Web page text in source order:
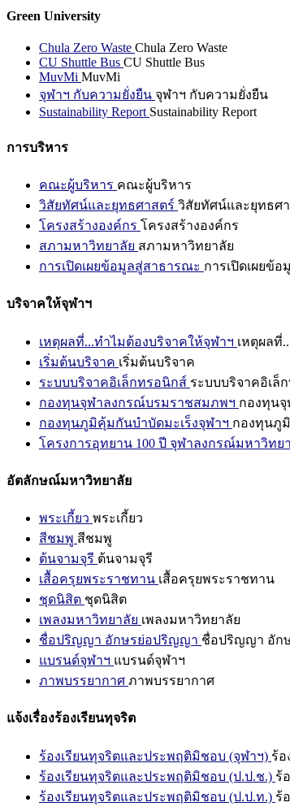
Green University
Chula Zero Waste Chula Zero Waste
CU Shuttle Bus CU Shuttle Bus
MuvMi MuvMi
จุฬาฯ กับความยั่งยืน จุฬาฯ กับความยั่งยืน
Sustainability Report Sustainability Report
การบริหาร
คณะผู้บริหาร คณะผู้บริหาร
วิสัยทัศน์และยุทธศาสตร์ วิสัยทัศน์และยุทธศ
โครงสร้างองค์กร โครงสร้างองค์กร
สภามหาวิทยาลัย สภามหาวิทยาลัย
การเปิดเผยข้อมูลสู่สาธารณะ การเปิดเผยข้
บริจาคให้จุฬาฯ
เหตุผลที่...ทำไมต้องบริจาคให้จุฬาฯ เหตุผลที่
เริ่มต้นบริจาค เริ่มต้นบริจาค
ระบบบริจาคอิเล็กทรอนิกส์ ระบบบริจาคอิเล็
กองทุนจุฬาลงกรณ์บรมราชสมภพฯ กองทุน
กองทุนภูมิคุ้มกันบำบัดมะเร็งจุฬาฯ กองทุนภู
โครงการอุทยาน 100 ปี จุฬาลงกรณ์มหาวิทย
อัตลักษณ์มหาวิทยาลัย
พระเกี้ยว พระเกี้ยว
สีชมพู สีชมพู
ต้นจามจุรี ต้นจามจุรี
เสื้อครุยพระราชทาน เสื้อครุยพระราชทาน
ชุดนิสิต ชุดนิสิต
เพลงมหาวิทยาลัย เพลงมหาวิทยาลัย
ชื่อปริญญา อักษรย่อปริญญา ชื่อปริญญา อัก
แบรนด์จุฬาฯ แบรนด์จุฬาฯ
ภาพบรรยากาศ ภาพบรรยากาศ
แจ้งเรื่องร้องเรียนทุจริต
ร้องเรียนทุจริตและประพฤติมิชอบ (จุฬาฯ) ร้อ
ร้องเรียนทุจริตและประพฤติมิชอบ (ป.ป.ช.) ร้
ร้องเรียนทุจริตและประพฤติมิชอบ (ป.ป.ท.) ร้